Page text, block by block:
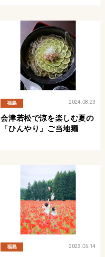
福島 2024.08.23
会津若松で涼を楽しむ夏の
「ひんやり」ご当地麺
福島 2023.06.14